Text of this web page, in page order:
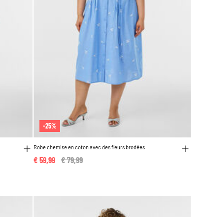
-25%
Robe chemise en coton avec des fleurs brodées
Price reduced from
€ 79,99
€ 59,99